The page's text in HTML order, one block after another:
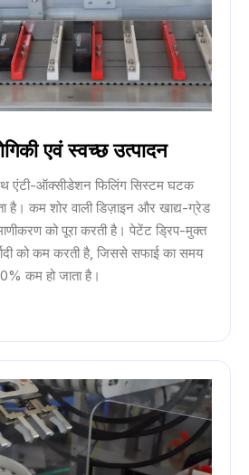
एवं स्वच्छ उत्पादन
एंटी-ऑक्सीडेशन फिलिंग सिस्टम घटक
है। कम शोर वाली डिज़ाइन और खाद्य-ग्रेड
को पूरा करती है। पेटेंट ड्रिप-मुक्त
को कम करती है, जिससे सफाई का समय
कम हो जाता है।